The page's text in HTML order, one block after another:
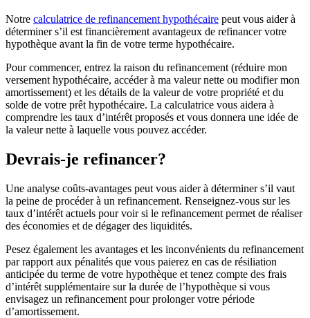
Notre calculatrice de refinancement hypothécaire peut vous aider à
déterminer s’il est financièrement avantageux de refinancer votre
hypothèque avant la fin de votre terme hypothécaire.
Pour commencer, entrez la raison du refinancement (réduire mon
versement hypothécaire, accéder à ma valeur nette ou modifier mon
amortissement) et les détails de la valeur de votre propriété et du
solde de votre prêt hypothécaire. La calculatrice vous aidera à
comprendre les taux d’intérêt proposés et vous donnera une idée de
la valeur nette à laquelle vous pouvez accéder.
Devrais-je refinancer?
Une analyse coûts-avantages peut vous aider à déterminer s’il vaut
la peine de procéder à un refinancement. Renseignez-vous sur les
taux d’intérêt actuels pour voir si le refinancement permet de réaliser
des économies et de dégager des liquidités.
Pesez également les avantages et les inconvénients du refinancement
par rapport aux pénalités que vous paierez en cas de résiliation
anticipée du terme de votre hypothèque et tenez compte des frais
d’intérêt supplémentaire sur la durée de l’hypothèque si vous
envisagez un refinancement pour prolonger votre période
d’amortissement.